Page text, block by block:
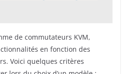
de commutateurs KVM,
en fonction des
Voici quelques critères